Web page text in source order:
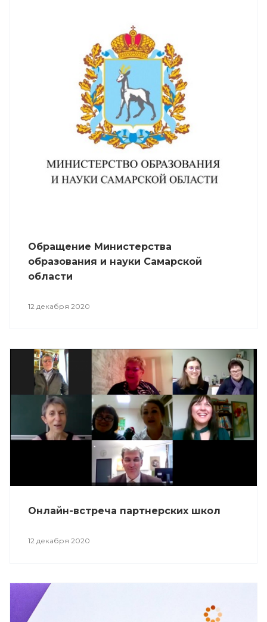
Обращение Министерства
образования и науки Самарской
области
12 декабря 2020
Онлайн-встреча партнерских школ
12 декабря 2020